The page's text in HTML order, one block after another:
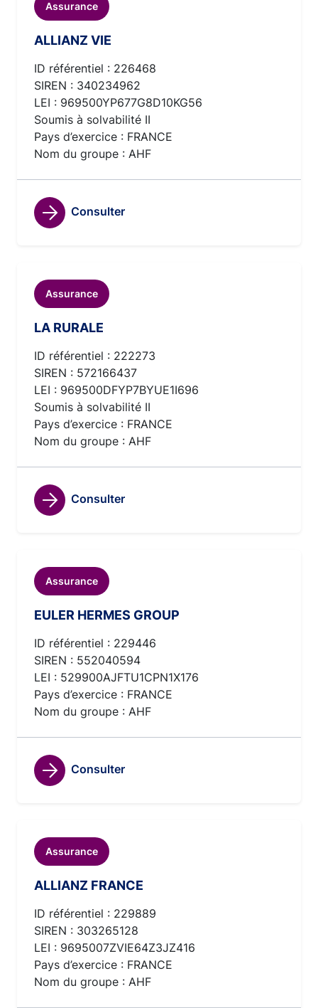
Assurance
ALLIANZ VIE
ID référentiel : 226468
SIREN : 340234962
LEI : 969500YP677G8D10KG56
Soumis à solvabilité II
Pays d’exercice : FRANCE
Nom du groupe : AHF
Consulter
Assurance
LA RURALE
ID référentiel : 222273
SIREN : 572166437
LEI : 969500DFYP7BYUE1I696
Soumis à solvabilité II
Pays d’exercice : FRANCE
Nom du groupe : AHF
Consulter
Assurance
EULER HERMES GROUP
ID référentiel : 229446
SIREN : 552040594
LEI : 529900AJFTU1CPN1X176
Pays d’exercice : FRANCE
Nom du groupe : AHF
Consulter
Assurance
ALLIANZ FRANCE
ID référentiel : 229889
SIREN : 303265128
LEI : 9695007ZVIE64Z3JZ416
Pays d’exercice : FRANCE
Nom du groupe : AHF